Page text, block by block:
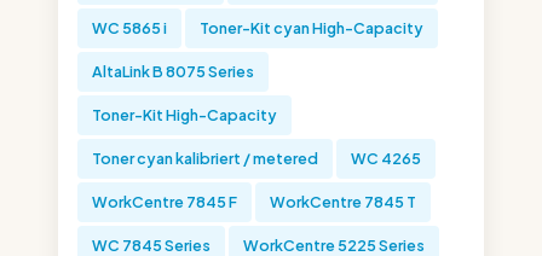
WC 5865 i Toner-Kit cyan High-Capacity
AltaLink B 8075 Series
Toner-Kit High-Capacity
Toner cyan kalibriert / metered WC 4265
WorkCentre 7845 F WorkCentre 7845 T
WC 7845 Series WorkCentre 5225 Series